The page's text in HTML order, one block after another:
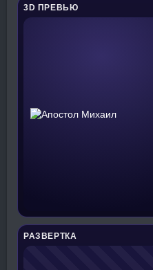
3D ПРЕВЬЮ
РАЗВЕРТКА